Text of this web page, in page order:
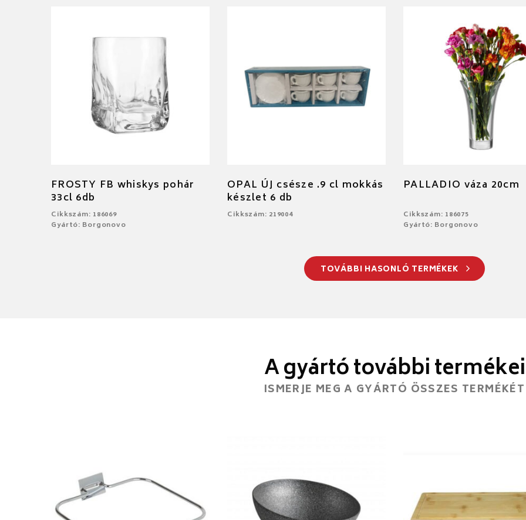
FROSTY FB whiskys pohár
33cl 6db
Cikkszám: 186069
Gyártó: Borgonovo
OPAL ÚJ csésze .9 cl mokkás
készlet 6 db
Cikkszám: 219004
PALLADIO váza 20cm
Cikkszám: 186075
Gyártó: Borgonovo
TOVÁBBI HASONLÓ TERMÉKEK
A gyártó további termékei
ISMERJE MEG A GYÁRTÓ ÖSSZES TERMÉKÉT